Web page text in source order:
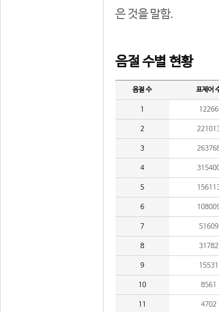
은 것을 말함.
음절 수별 현황
음절 수 표제어
1 12266
2
3
4
5
6
7 51609
8 31782
9 15531
10 8561
11 4702